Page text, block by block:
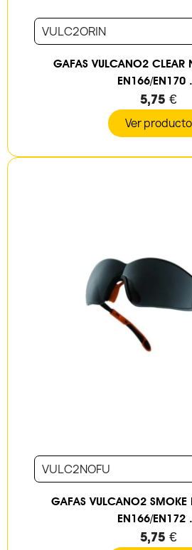
VULC2ORIN
GAFAS VULCANO2 CLEAR
EN166/EN170
5,75 €
Ver producto
VULC2NOFU
GAFAS VULCANO2 SMOKE
EN166/EN172
5,75 €